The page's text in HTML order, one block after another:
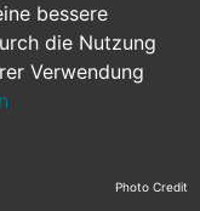
bessere
die Nutzung
Verwendung
Photo Credit